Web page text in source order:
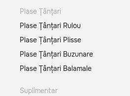
Plase Țânțari
Plase Țânțari Rulou
Plase Țânțari Plisse
Plase Țânțari Buzunare
Plase Țânțari Balamale
Suplimentar